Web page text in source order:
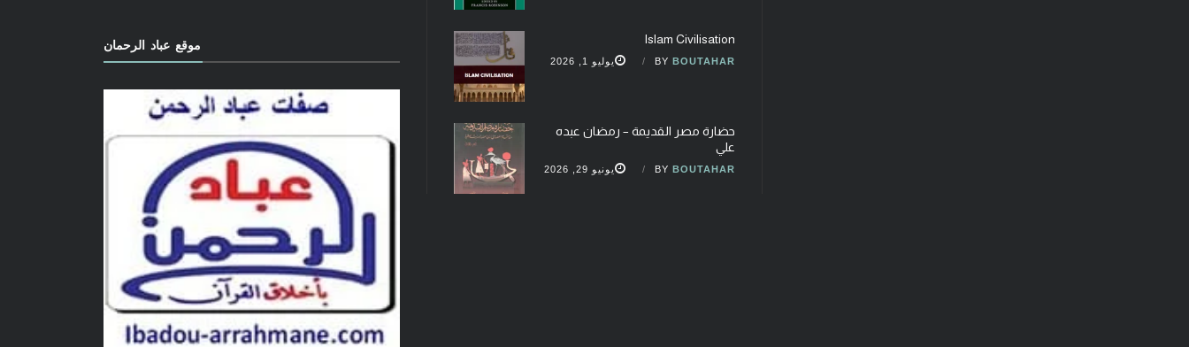
موقع عباد الرحمان Islam Civilisation
BY BOUTAHAR يوليو 1, 2026
حضارة مصر القديمة – رمضان عبده
علي
BY BOUTAHAR يونيو 29, 2026